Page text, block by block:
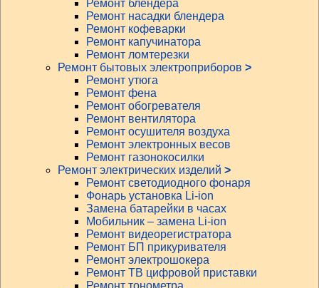
Ремонт блендера
Ремонт насадки блендера
Ремонт кофеварки
Ремонт капучинатора
Ремонт ломтерезки
Ремонт бытовых электроприборов >
Ремонт утюга
Ремонт фена
Ремонт обогревателя
Ремонт вентилятора
Ремонт осушителя воздуха
Ремонт электронных весов
Ремонт газонокосилки
Ремонт электрических изделий >
Ремонт светодиодного фонаря
Фонарь установка Li-ion
Замена батарейки в часах
Мобильник – замена Li-ion
Ремонт видеорегистратора
Ремонт БП прикуривателя
Ремонт электрошокера
Ремонт ТВ цифровой приставки
Ремонт тонометра